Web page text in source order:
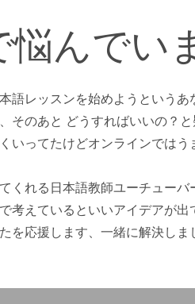
悩んでい
語レッスンを始めようというあ
そのあと どうすればいいの？と
いってたけどオンラインではう
くれる日本語教師ユーチューバ
考えているといいアイデアが出
を応援します、一緒に解決しま